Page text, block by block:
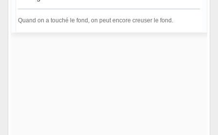
Quand on a touché le fond, on peut encore creuser le fond.